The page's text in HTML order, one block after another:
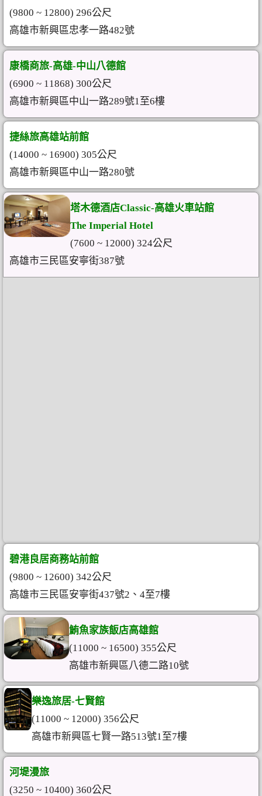
(9800 ~ 12800) 296公尺
高雄市新興區忠孝一路482號
康橋商旅-高雄-中山八德館
(6900 ~ 11868) 300公尺
高雄市新興區中山一路289號1至6樓
捷絲旅高雄站前館
(14000 ~ 16900) 305公尺
高雄市新興區中山一路280號
塔木德酒店Classic-高雄火車站館
The Imperial Hotel
(7600 ~ 12000) 324公尺
高雄市三民區安寧街387號
碧港良居商務站前館
(9800 ~ 12600) 342公尺
高雄市三民區安寧街437號2、4至7樓
鮪魚家族飯店高雄館
(11000 ~ 16500) 355公尺
高雄市新興區八德二路10號
樂逸旅居-七賢館
(11000 ~ 12000) 356公尺
高雄市新興區七賢一路513號1至7樓
河堤漫旅
(3250 ~ 10400) 360公尺